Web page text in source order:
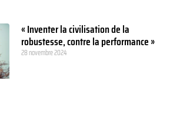
« Inventer la civilisation de la
robustesse, contre la performance »
28 novembre 2024